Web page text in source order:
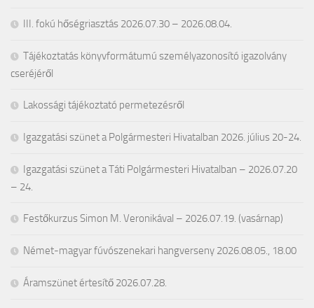
III. fokú hőségriasztás 2026.07.30 – 2026.08.04.
Tájékoztatás könyvformátumú személyazonosító igazolvány
cseréjéről
Lakossági tájékoztató permetezésről
Igazgatási szünet a Polgármesteri Hivatalban 2026. július 20-24.
Igazgatási szünet a Táti Polgármesteri Hivatalban – 2026.07.20
– 24.
Festőkurzus Simon M. Veronikával – 2026.07.19. (vasárnap)
Német-magyar fúvószenekari hangverseny 2026.08.05., 18.00
Áramszünet értesítő 2026.07.28.